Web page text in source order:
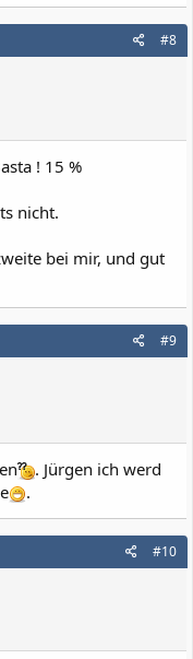
#8
! 15 %
nicht.
bei mir, und gut
#9
. Jürgen ich werd
.
#10